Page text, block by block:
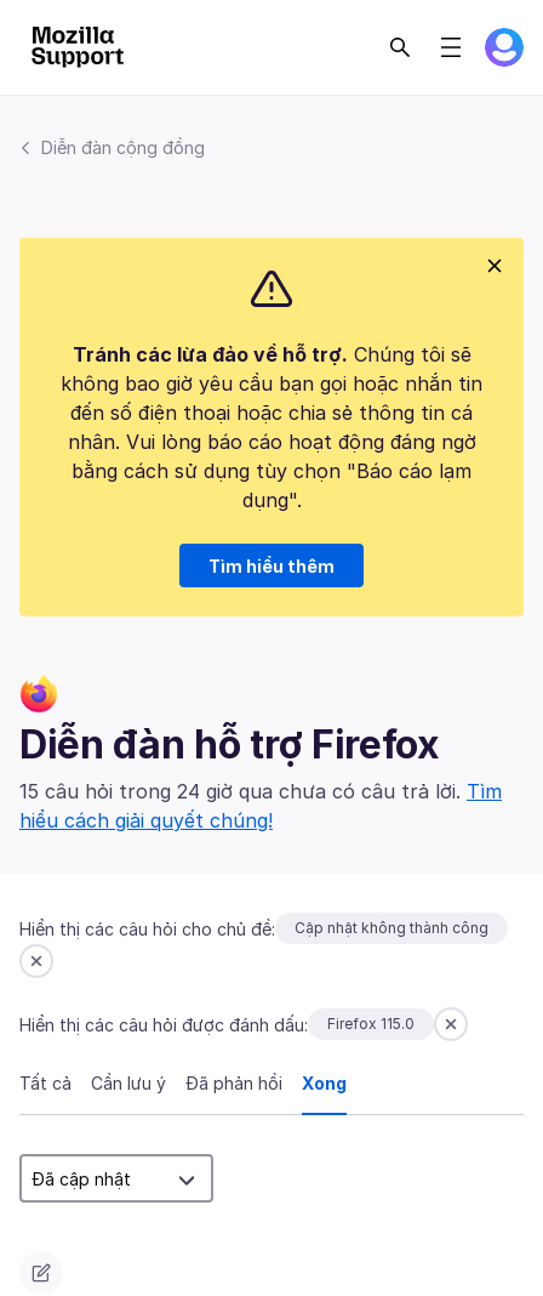
Diễn đàn cộng đồng
Tránh các lừa đảo về hỗ trợ. Chúng tôi sẽ
không bao giờ yêu cầu bạn gọi hoặc nhắn tin
đến số điện thoại hoặc chia sẻ thông tin cá
nhân. Vui lòng báo cáo hoạt động đáng ngờ
bằng cách sử dụng tùy chọn "Báo cáo lạm
dụng".
Tìm hiểu thêm
Diễn đàn hỗ trợ Firefox
15 câu hỏi trong 24 giờ qua chưa có câu trả lời. Tìm
hiểu cách giải quyết chúng!
Hiển thị các câu hỏi cho chủ đề: Cập nhật không thành công
Hiển thị các câu hỏi được đánh dấu: Firefox 115.0
Tất cả Cần lưu ý Đã phản hồi Xong